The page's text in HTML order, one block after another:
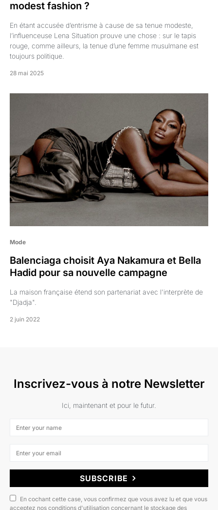
modest fashion ?
En étant accusée d’entrisme à cause de sa tenue modeste,
l’influenceuse Lena Situation prouve une chose : sur le tapis
rouge, comme ailleurs, la tenue d’une femme musulmane est
toujours politique.
28 mai 2025
Mode
Balenciaga choisit Aya Nakamura et Bella
Hadid pour sa nouvelle campagne
La maison française étend son partenariat avec l'interprète de
"Djadja".
2 juin 2022
Inscrivez-vous à notre Newsletter
Ici, maintenant et pour le futur.
SUBSCRIBE
En cochant cette case, vous confirmez que vous avez lu et que vous
acceptez nos conditions d'utilisation concernant le stockage des